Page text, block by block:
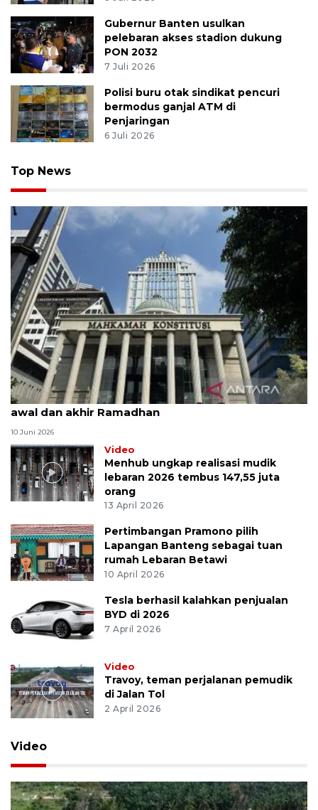
Gubernur Banten usulkan
pelebaran akses stadion dukung
PON 2032
7 Juli 2026
Polisi buru otak sindikat pencuri
bermodus ganjal ATM di
Penjaringan
6 Juli 2026
Top News
MK uji materi UU Peradilan Agama perihal isbat
awal dan akhir Ramadhan
10 Juni 2026
Video
Menhub ungkap realisasi mudik
lebaran 2026 tembus 147,55 juta
orang
13 April 2026
Pertimbangan Pramono pilih
Lapangan Banteng sebagai tuan
rumah Lebaran Betawi
10 April 2026
Tesla berhasil kalahkan penjualan
BYD di 2026
7 April 2026
Video
Travoy, teman perjalanan pemudik
di Jalan Tol
2 April 2026
Video